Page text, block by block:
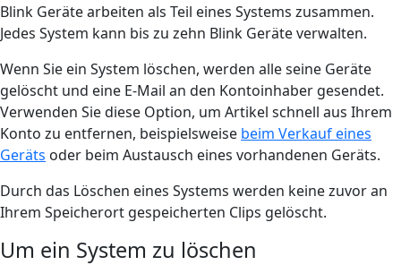
Blink Geräte arbeiten als Teil eines Systems zusammen.
Jedes System kann bis zu zehn Blink Geräte verwalten.
Wenn Sie ein System löschen, werden alle seine Geräte
gelöscht und eine E-Mail an den Kontoinhaber gesendet.
Verwenden Sie diese Option, um Artikel schnell aus Ihrem
Konto zu entfernen, beispielsweise beim Verkauf eines
Geräts oder beim Austausch eines vorhandenen Geräts.
Durch das Löschen eines Systems werden keine zuvor an
Ihrem Speicherort gespeicherten Clips gelöscht.
Um ein System zu löschen